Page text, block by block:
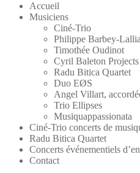
Accueil
Musiciens
Ciné-Trio
Philippe Barbey-Lallia
Timothée Oudinot
Cyril Baleton Projects
Radu Bitica Quartet
Duo EØS
Angel Villart,
Trio Ellipses
Musiquappassionata
Ciné-Trio concerts de
Radu Bitica Quartet
Concerts événementiels
Contact